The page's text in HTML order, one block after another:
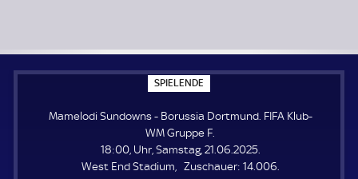
SPIELENDE
P
E
L
E
N
D
E
Mamelodi Sundowns - Borussia Dortmund. FIFA Klub-
WM Gruppe F.
18:00, Uhr, Samstag, 21.06.2025.
West End Stadium
Zuschauer: Z
14.006.